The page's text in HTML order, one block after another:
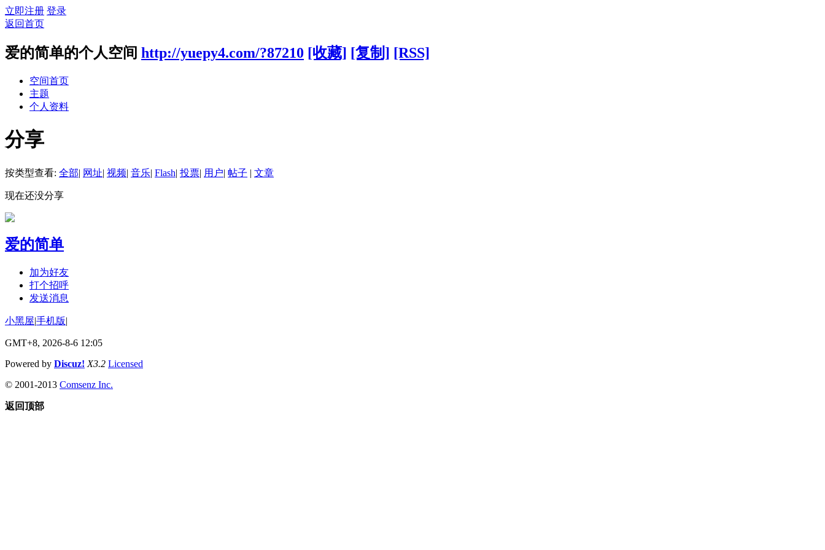
立即注册 登录
返回首页
爱的简单的个人空间 http://yuepy4.com/?87210 [收藏] [复制] [RSS]
空间首页
主题
个人资料
分享
按类型查看: 全部| 网址| 视频| 音乐| Flash| 投票| 用户| 帖子 | 文章
现在还没分享
爱的简单
加为好友
打个招呼
发送消息
小黑屋|手机版|
GMT+8, 2026-8-6 12:05
Powered by Discuz! X3.2 Licensed
© 2001-2013 Comsenz Inc.
返回顶部